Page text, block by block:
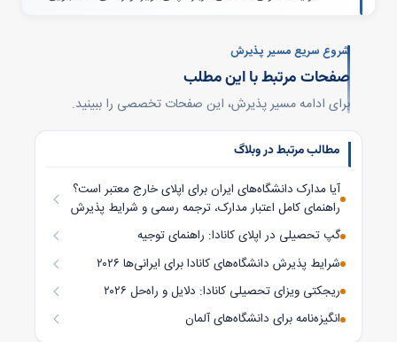
شروع سریع مسیر پذیرش
صفحات مرتبط با این مطلب
برای ادامه مسیر پذیرش، این صفحات تخصصی را ببینید.
مطالب مرتبط در وبلاگ
آیا مدارک دانشگاه‌های ایران برای اپلای خارج معتبر است؟
راهنمای کامل اعتبار مدارک، ترجمه رسمی و شرایط پذیرش
در سال ۲۰۲۶
گپ تحصیلی در اپلای کانادا: راهنمای توجیه
شرایط پذیرش دانشگاه‌های کانادا برای ایرانی‌ها ۲۰۲۶
ریجکتی ویزای تحصیلی کانادا: دلایل و راه‌حل ۲۰۲۶
انگیزه‌نامه برای دانشگاه‌های آلمان